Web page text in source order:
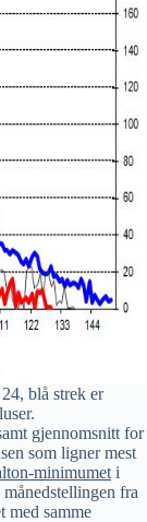
blå strek er
gjennomsnitt for
som ligner mest
minimumet i
fra
med samme